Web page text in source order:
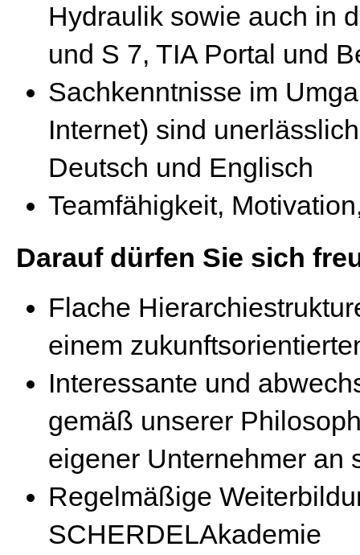
Hydraulik sowie auch in
und S 7, TIA Portal und
Sachkenntnisse im
Internet) sind
Deutsch und Englisch
Teamfähigkeit,
Darauf dürfen Sie sich
Flache
einem
Interessante und
gemäß unserer
eigener Unternehmer an
Regelmäßige
SCHERDELAkademie